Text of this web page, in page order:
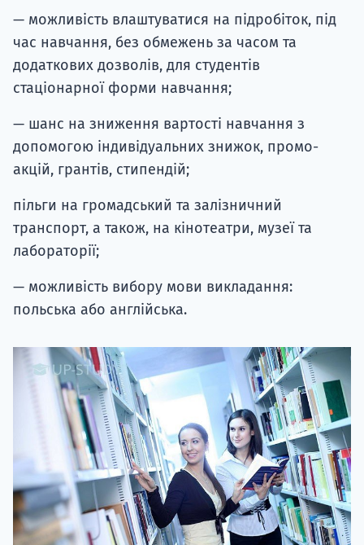
— можливість влаштуватися на підробіток, під
час навчання, без обмежень за часом та
додаткових дозволів, для студентів
стаціонарної форми навчання;
— шанс на зниження вартості навчання з
допомогою індивідуальних знижок, промо-
акцій, грантів, стипендій;
пільги на громадський та залізничний
транспорт, а також, на кінотеатри, музеї та
лабораторії;
— можливість вибору мови викладання:
польська або англійська.